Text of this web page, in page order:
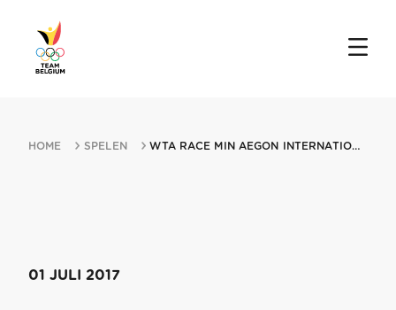
HOME SPELEN WTA RACE MIN AEGON INTERNATIONAL EASTBOURNE 01072017 EASTBOURNE
01 JULI 2017